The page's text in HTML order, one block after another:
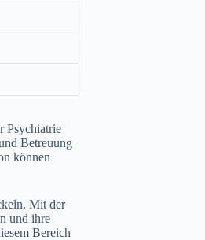
Psychiatrie
Betreuung
können
Mit der
und ihre
Bereich